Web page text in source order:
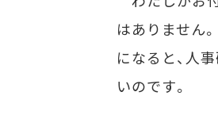
はありません
になると、人
いのです。